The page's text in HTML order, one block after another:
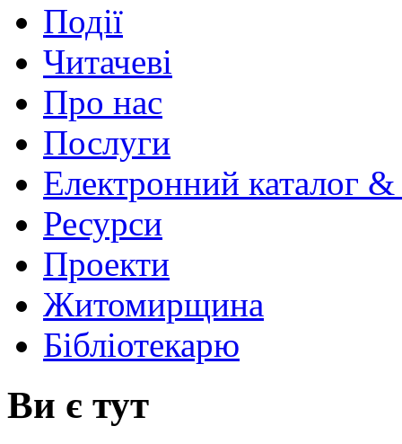
Події
Читачеві
Про нас
Послуги
Електронний каталог
Ресурси
Проекти
Житомирщина
Бібліотекарю
Ви є тут